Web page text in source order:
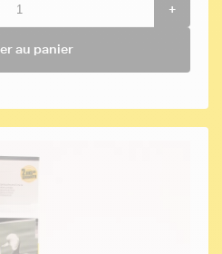
+
au panier